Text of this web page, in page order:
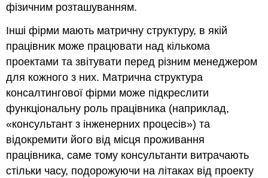
фізичним розташуванням.
Інші фірми мають матричну структуру, в якій
працівник може працювати над кількома
проектами та звітувати перед різним менеджером
для кожного з них. Матрична структура
консалтингової фірми може підкреслити
функціональну роль працівника (наприклад,
«консультант з інженерних процесів») та
відокремити його від місця проживання
працівника, саме тому консультанти витрачають
стільки часу, подорожуючи на літаках від проекту